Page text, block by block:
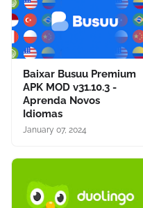
Baixar Busuu Premium
APK MOD v31.10.3 -
Aprenda Novos
Idiomas
January 07, 2024